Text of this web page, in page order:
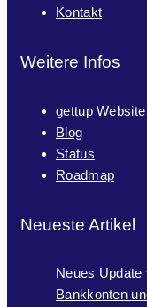
Kontakt
Weitere Infos
gettup Website
Blog
Status
Roadmap
Neueste Artikel
Neues Update
Bankkonten